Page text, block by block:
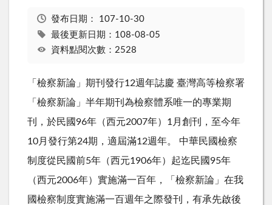
發布日期： 107-10-30
最後更新日期：108-08-05
資料點閱次數：2528
「檢察新論」期刊發行12週年誌慶 臺灣高等檢察署
「檢察新論」半年期刊為檢察體系唯一的專業期
刊，於民國96年（西元2007年）1月創刊，至今年
10月發行第24期，適屆滿12週年。 中華民國檢察
制度從民國前5年（西元1906年）起迄民國95年
（西元2006年）實施滿一百年，「檢察新論」在我
國檢察制度實施滿一百週年之際發刊，有承先啟後